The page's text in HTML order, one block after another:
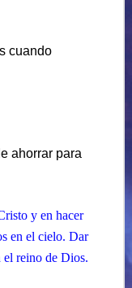
cuando
ahorrar para
y en hacer
en el cielo. Dar
el reino de Dios.